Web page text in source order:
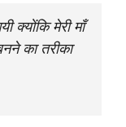
क्योंकि मेरी माँ
का तरीका